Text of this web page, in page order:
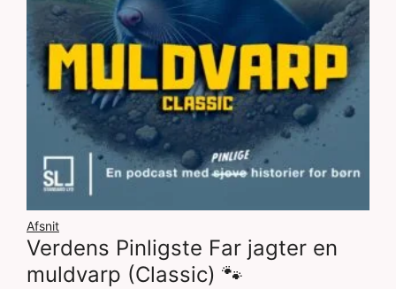
Afsnit
Verdens Pinligste Far jagter en
muldvarp (Classic) 🐾